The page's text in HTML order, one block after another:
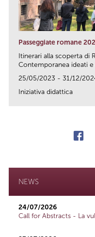
Passeggiate romane
Itinerari alla scoperta di
Contemporanea ideati
25/05/2023 - 31/12/
Iniziativa didattica
NEWS
24/07/2026
Call for Abstracts - La